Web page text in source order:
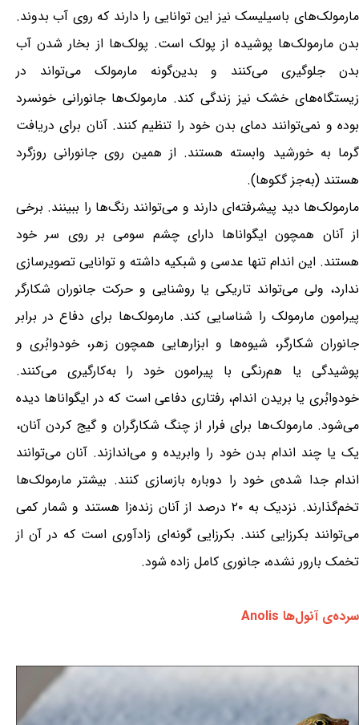
مارمولک‌های باسیلیسک نیز این توانایی را دارند که روی آب بدوند.
بدن مارمولک‌ها پوشیده از پولک است. پولک‌ها از بخار شدن آب
بدن جلوگیری می‌کنند و بدین‌گونه مارمولک می‌تواند در
زیستگاه‌های خشک نیز زندگی کند. مارمولک‌ها جانورانی خونسرد
بوده و نمی‌توانند دمای بدن خود را تنظیم کنند. آنان برای دریافت
گرما به خورشید وابسته هستند. از همین روی جانورانی روزگرد
هستند (به‌جز گکوها).
مارمولک‌ها دید پیشرفته‌ای دارند و می‌توانند رنگ‌ها را ببینند. برخی
از آنان همچون ایگواناها دارای چشم سومی بر روی سر خود
هستند. این اندام تنها عدسی و شبکیه داشته و توانایی تصویرسازی
ندارد، ولی می‌تواند تاریکی یا روشنایی و حرکت جانوران شکارگر
پیرامون مارمولک را شناسایی کند. مارمولک‌ها برای دفاع در برابر
جانوران شکارگر، شیوه‌ها و ابزارهایی همچون زهر، خودوابُری و
پوشیدگی یا هم‌رنگی با پیرامون خود را به‌کارگیری می‌کنند.
خودوابُری یا بریدن اندام، رفتاری دفاعی است که در ایگواناها دیده
می‌شود. مارمولک‌ها برای فرار از چنگ شکارگران و گیج کردن آنان،
یک یا چند اندام بدن خود را وابریده و می‌اندازند. آنان می‌توانند
اندام جدا شده‌ی خود را دوباره بازسازی کنند. بیشتر مارمولک‌ها
تخم‌گذارند. نزدیک به ۲۰ درصد از آنان زنده‌زا هستند و شمار کمی
می‌توانند بکرزایی کنند. بکرزایی گونه‌ای زادآوری است که در آن از
تخمک بارور نشده، جانوری کامل زاده شود.
سرده‌ی آنول‌ها Anolis